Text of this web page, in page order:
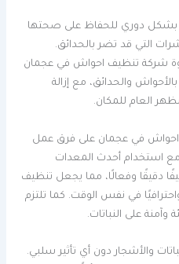
بشكل دوري للحفاظ على صحتها
التي قد تضر بالحدائق.
شركة تنظيف احواش في عجمان
والحدائق، مع إزالة
العام للمكان.
في عجمان على فرق عمل
استخدام أحدث المعدات
دقيقًا وفعالًا، مما يجعل تنظيف
في نفس الوقت. كما تلتزم
على النباتات.
والأشجار دون أي تأثير سلبي.